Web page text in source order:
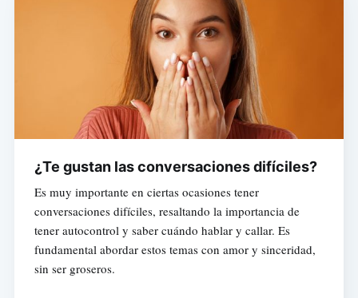
¿Te gustan las conversaciones difíciles?
Es muy importante en ciertas ocasiones tener
conversaciones difíciles, resaltando la importancia de
tener autocontrol y saber cuándo hablar y callar. Es
fundamental abordar estos temas con amor y sinceridad,
sin ser groseros.